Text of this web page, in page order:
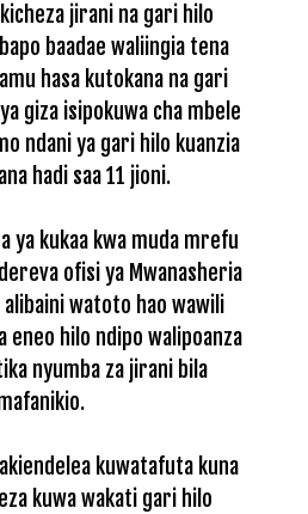
jirani na gari hilo
baadae waliingia tena
hasa kutokana na gari
giza isipokuwa cha mbele
ndani ya gari hilo kuanzia
hadi saa 11 jioni.
ya kukaa kwa muda mrefu
ofisi ya Mwanasheria
alibaini watoto hao wawili
eneo hilo ndipo walipoanza
nyumba za jirani bila
kuwatafuta kuna
kuwa wakati gari hilo